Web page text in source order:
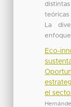
La
Eco-
el